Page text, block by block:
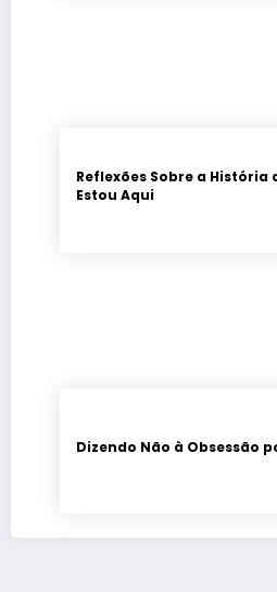
Reflexões Sobre a História
Estou Aqui
Dizendo Não à Obsessão